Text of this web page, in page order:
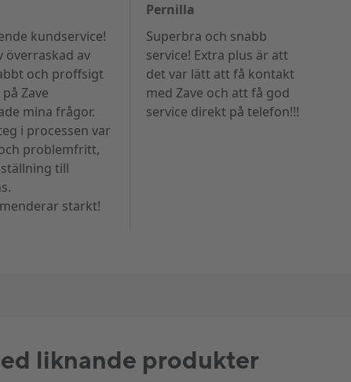
kundservice!
överraskad av
och proffsigt
Zave
mina frågor.
i processen var
problemfritt,
till
starkt!
Pernilla
Superbra och snabb
service! Extra plus är att
det var lätt att få kontakt
med Zave och att få god
service direkt på telefon!!!
liknande produkter